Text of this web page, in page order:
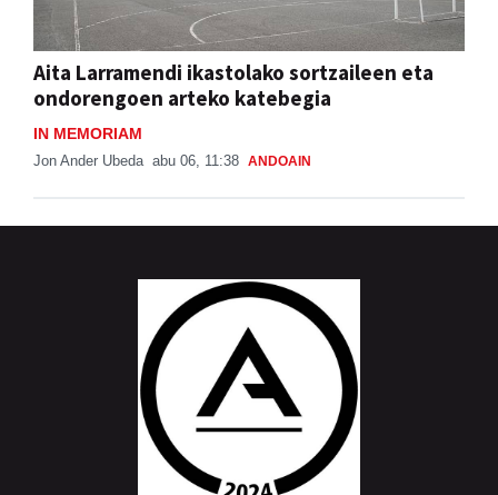
Aita Larramendi ikastolako sortzaileen eta
ondorengoen arteko katebegia
IN MEMORIAM
Jon Ander Ubeda abu 06, 11:38 ANDOAIN